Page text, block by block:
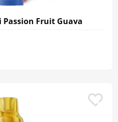
Passion Fruit Guava